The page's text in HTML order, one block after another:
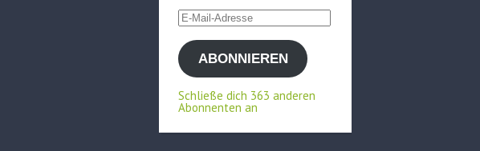
E-
Mail-
AdresseABONNIEREN
Schließe dich 363 anderen
Abonnenten an